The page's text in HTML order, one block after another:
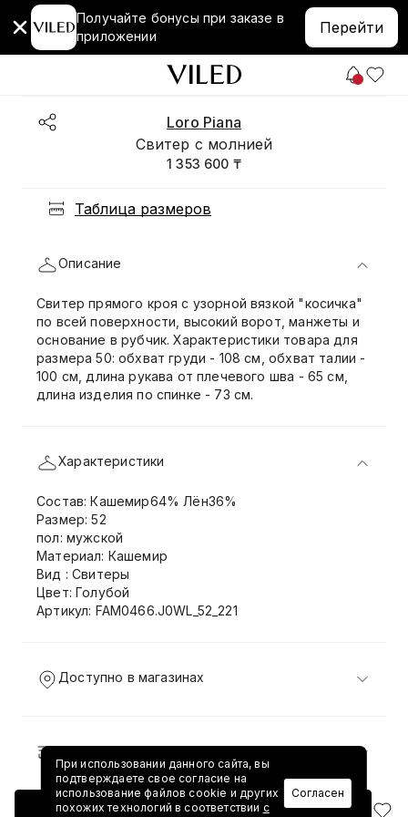
Получайте бонусы при заказе в
приложении
Перейти
Loro Piana
Свитер с молнией
1 353 600 ₸
Таблица размеров
Добавить в корзину
Описание
Свитер прямого кроя с узорной вязкой "косичка"
по всей поверхности, высокий ворот, манжеты и
основание в рубчик. Характеристики товара для
размера 50: обхват груди - 108 см, обхват талии -
100 см, длина рукава от плечевого шва - 65 см,
длина изделия по спинке - 73 см.
Характеристики
Состав: Кашемир64% Лён36%
Размер: 52
пол: мужской
Материал: Кашемир
Вид : Свитеры
Цвет: Голубой
Артикул: FAM0466.J0WL_52_221
Доступно в магазинах
Доставка и возврат
При использовании данного сайта, вы
подтверждаете свое согласие на
использование файлов cookie и других
похожих технологий в соответствии с
Согласен